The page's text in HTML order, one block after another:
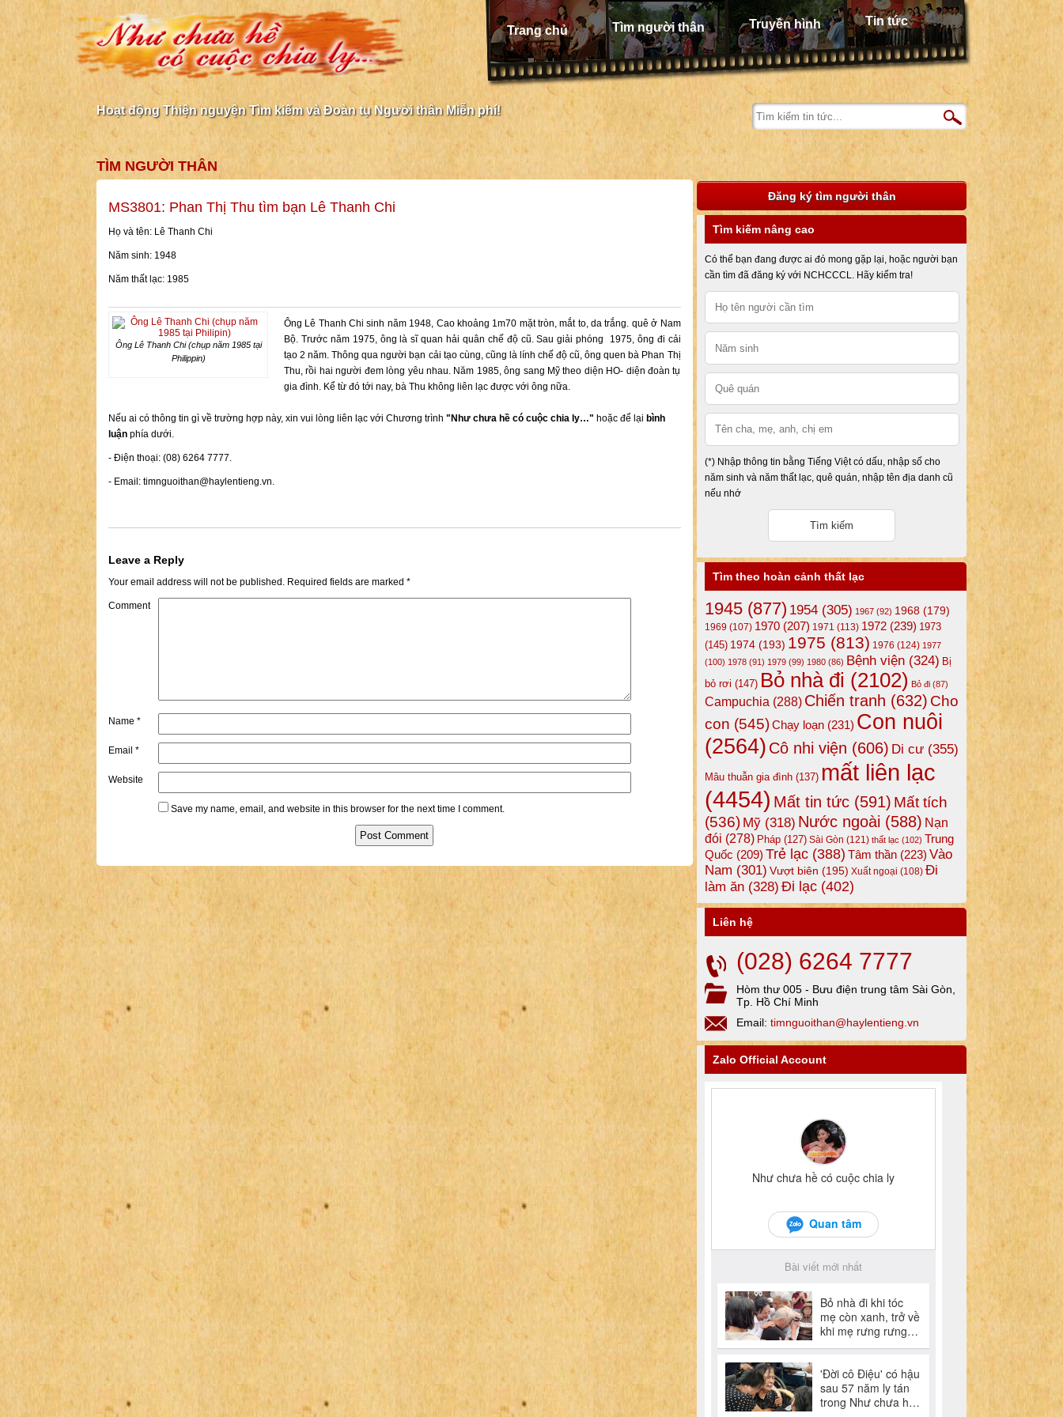
Trang chủ Tìm người thân Truyền hình Tin tức
Hoạt động Thiện nguyện Tìm kiếm và Đoàn tụ Người thân Miễn phí!
TÌM NGƯỜI THÂN
MS3801: Phan Thị Thu tìm bạn Lê Thanh Chi
Họ và tên: Lê Thanh Chi
Năm sinh: 1948
Năm thất lạc: 1985
Ông Lê Thanh Chi (chụp năm 1985 tại
Philippin)
Ông Lê Thanh Chi sinh năm 1948, Cao khoảng 1m70 mặt tròn, mắt to, da trắng. quê ở Nam
Bộ. Trước năm 1975, ông là sĩ quan hải quân chế độ cũ. Sau giải phóng 1975, ông đi cải
tạo 2 năm. Thông qua người bạn cải tạo cùng, cũng là lính chế độ cũ, ông quen bà Phan Thị
Thu, rồi hai người đem lòng yêu nhau. Năm 1985, ông sang Mỹ theo diện HO- diện đoàn tụ
gia đình. Kể từ đó tới nay, bà Thu không liên lạc được với ông nữa.
Nếu ai có thông tin gì về trường hợp này, xin vui lòng liên lạc với Chương trình "Như chưa hề có cuộc chia ly…" hoặc để lại bình
luận phía dưới.
- Điện thoại: (08) 6264 7777.
- Email: timnguoithan@haylentieng.vn.
Leave a Reply
Your email address will not be published. Required fields are marked *
Comment
Name *
Email *
Website
Save my name, email, and website in this browser for the next time I comment.
Đăng ký tìm người thân
Tìm kiếm nâng cao
Có thể bạn đang được ai đó mong gặp lại, hoặc người bạn
cần tìm đã đăng ký với NCHCCCL. Hãy kiểm tra!
(*) Nhập thông tin bằng Tiếng Việt có dấu, nhập số cho
năm sinh và năm thất lạc, quê quán, nhập tên địa danh cũ
nếu nhớ
Tìm theo hoàn cảnh thất lạc
1945 (877) 1954 (305) 1967 (92) 1968 (179)
1969 (107) 1970 (207) 1971 (113) 1972 (239) 1973
(145) 1974 (193) 1975 (813) 1976 (124) 1977
(100) 1978 (91) 1979 (99) 1980 (86) Bệnh viện (324) Bị
bỏ rơi (147) Bỏ nhà đi (2102) Bỏ đi (87)
Campuchia (288) Chiến tranh (632) Cho
con (545)Chạy loạn (231) Con nuôi
(2564) Cô nhi viện (606) Di cư (355)
Mâu thuẫn gia đình (137) mất liên lạc
(4454) Mất tin tức (591) Mất tích
(536) Mỹ (318) Nước ngoài (588) Nạn
đói (278) Pháp (127) Sài Gòn (121) thất lạc (102) Trung
Quốc (209) Trẻ lạc (388) Tâm thần (223) Vào
Nam (301) Vượt biên (195) Xuất ngoại (108) Đi
làm ăn (328) Đi lạc (402)
Liên hệ
(028) 6264 7777
Hòm thư 005 - Bưu điện trung tâm Sài Gòn,
Tp. Hồ Chí Minh
Email: timnguoithan@haylentieng.vn
Zalo Official Account